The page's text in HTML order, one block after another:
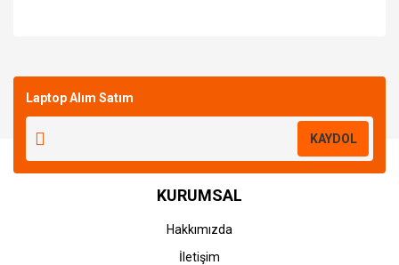
Laptop Alım Satım
KAYDOL
KURUMSAL
Hakkımızda
İletişim